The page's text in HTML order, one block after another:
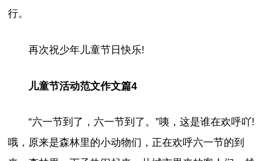
行。
再次祝少年儿童节日快乐!
儿童节活动范文作文篇4
“六一节到了，六一节到了。”咦，这是谁在欢呼吖!
哦，原来是森林里的小动物们，正在欢呼六一节的到